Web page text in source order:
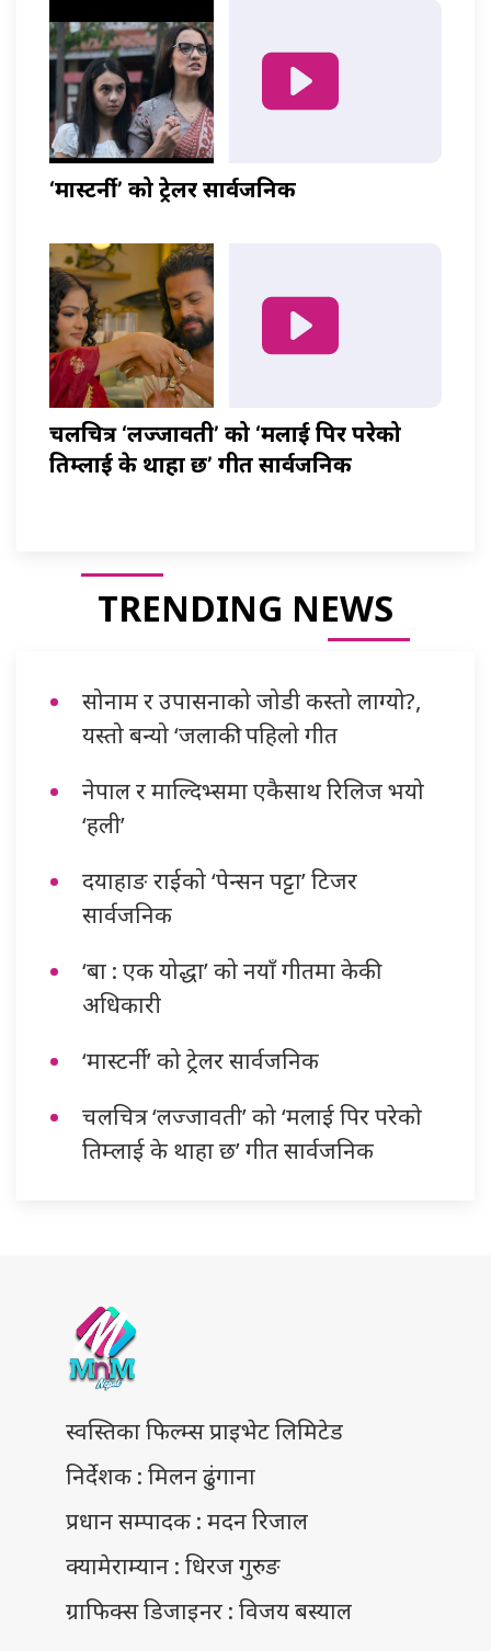
‘मास्टर्नी’ को ट्रेलर सार्वजनिक
चलचित्र ‘लज्जावती’ को ‘मलाई पिर परेको
तिम्लाई के थाहा छ’ गीत सार्वजनिक
TRENDING NEWS
सोनाम र उपासनाको जोडी कस्तो लाग्यो?,
यस्तो बन्यो ‘जलाकी’ पहिलो गीत
नेपाल र माल्दिभ्समा एकैसाथ रिलिज भयो
‘हली’
दयाहाङ राईको ‘पेन्सन पट्टा’ टिजर
सार्वजनिक
‘बा : एक योद्धा’ को नयाँ गीतमा केकी
अधिकारी
‘मास्टर्नी’ को ट्रेलर सार्वजनिक
चलचित्र ‘लज्जावती’ को ‘मलाई पिर परेको
तिम्लाई के थाहा छ’ गीत सार्वजनिक
स्वस्तिका फिल्म्स प्राइभेट लिमिटेड
निर्देशक : मिलन ढुंगाना
प्रधान सम्पादक : मदन रिजाल
क्यामेराम्यान : धिरज गुरुङ
ग्राफिक्स डिजाइनर : विजय बस्याल